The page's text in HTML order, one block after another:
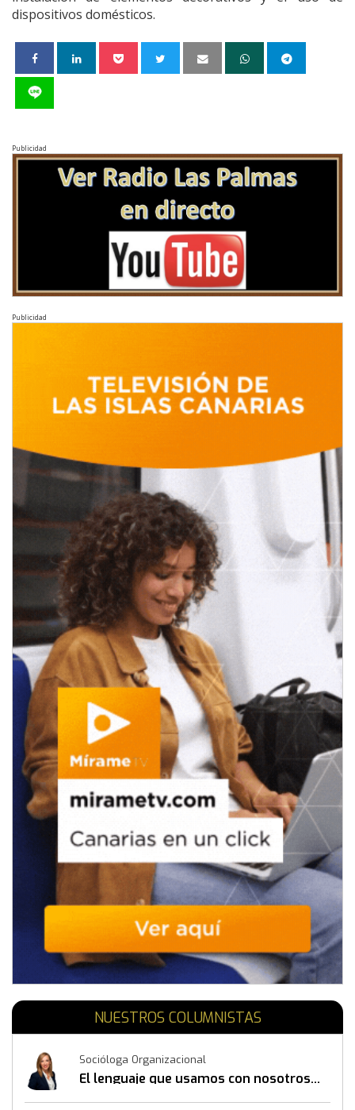
dispositivos domésticos.
Publicidad
Publicidad
NUESTROS COLUMNISTAS
Socióloga Organizacional
El lenguaje que usamos con nosotros